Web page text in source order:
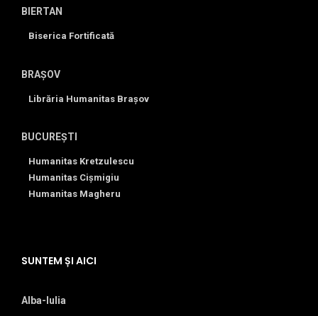
BIERTAN
Biserica Fortificată
BRAȘOV
Librăria Humanitas Brașov
BUCUREȘTI
Humanitas Kretzulescu
Humanitas Cișmigiu
Humanitas Magheru
SUNTEM ȘI AICI
Alba-Iulia